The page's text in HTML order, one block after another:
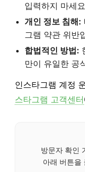
입력하지 마세
개인 정보 침해:
그램 약관 위반
합법적인 방법:
만이 유일한 공
인스타그램 계정
스타그램 고객센터
방문자 확인
아래 버튼을